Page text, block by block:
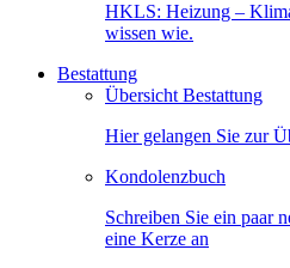
HKLS: Heizung –
wissen wie.
Bestattung
Übersicht Bestattung
Hier gelangen Sie zur
Kondolenzbuch
Schreiben Sie ein paar
eine Kerze an